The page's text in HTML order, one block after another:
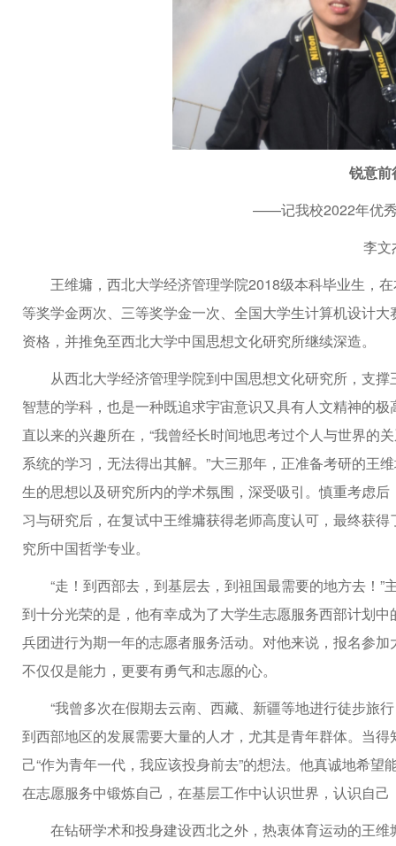
锐意前
——记我校2022年优秀
李文
王维墉，西北大学经济管理学院2018级本科毕业生，
等奖学金两次、三等奖学金一次、全国大学生计算机设计
资格，并推免至西北大学中国思想文化研究所继续深造。
从西北大学经济管理学院到中国思想文化研究所，支
智慧的学科，也是一种既追求宇宙意识又具有人文精神的
直以来的兴趣所在，“我曾经长时间地思考过个人与世界的
系统的学习，无法得出其解。”大三那年，正准备考研的王
生的思想以及研究所内的学术氛围，深受吸引。慎重考虑
习与研究后，在复试中王维墉获得老师高度认可，最终获
究所中国哲学专业。
“走！到西部去，到基层去，到祖国最需要的地方去！
到十分光荣的是，他有幸成为了大学生志愿服务西部计划
兵团进行为期一年的志愿者服务活动。对他来说，报名参
不仅仅是能力，更要有勇气和志愿的心。
“我曾多次在假期去云南、西藏、新疆等地进行徒步旅
到西部地区的发展需要大量的人才，尤其是青年群体。当
己“作为青年一代，我应该投身前去”的想法。他真诚地希
在志愿服务中锻炼自己，在基层工作中认识世界，认识自
在钻研学术和投身建设西北之外，热衷体育运动的王